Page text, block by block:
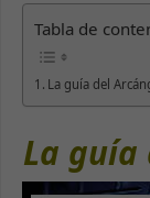
Tabla de
La guía del
La guía